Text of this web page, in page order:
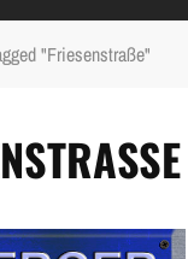
"Friesenstraße"